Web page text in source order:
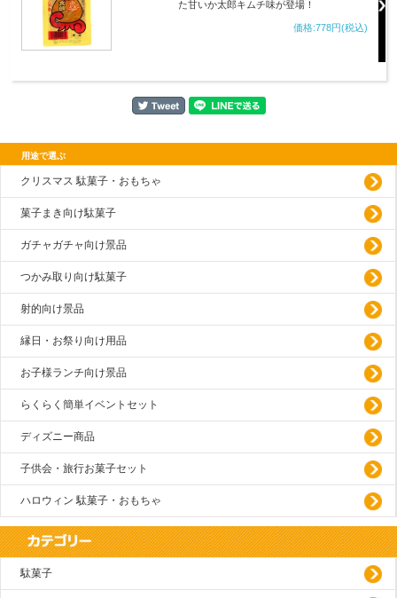
た甘いか太郎キムチ味が登場！
価格:778円(税込)
用途で選ぶ
クリスマス 駄菓子・おもちゃ
菓子まき向け駄菓子
ガチャガチャ向け景品
つかみ取り向け駄菓子
射的向け景品
縁日・お祭り向け用品
お子様ランチ向け景品
らくらく簡単イベントセット
ディズニー商品
子供会・旅行お菓子セット
ハロウィン 駄菓子・おもちゃ
駄菓子